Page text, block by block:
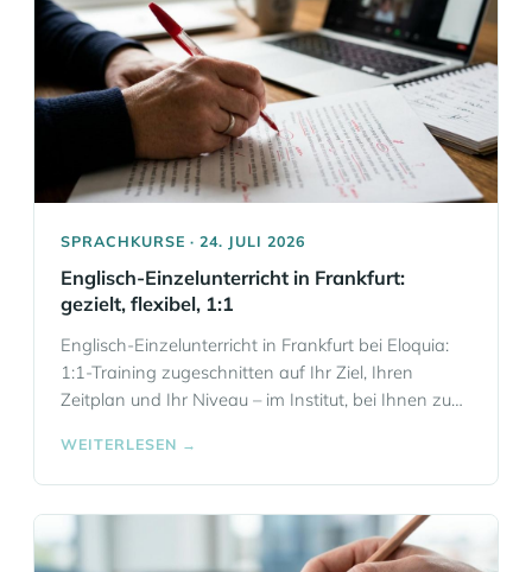
SPRACHKURSE · 24. JULI 2026
Englisch-Einzelunterricht in Frankfurt:
gezielt, flexibel, 1:1
Englisch-Einzelunterricht in Frankfurt bei Eloquia:
1:1-Training zugeschnitten auf Ihr Ziel, Ihren
Zeitplan und Ihr Niveau – im Institut, bei Ihnen zu
Kleingruppe und Online-Unterricht.
WEITERLESEN →